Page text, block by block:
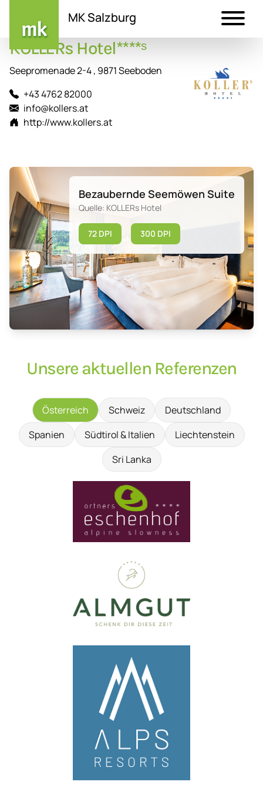
Inhalt
MK Salzburg
KOLLERs Hotel****ˢ
Seepromenade 2-4 , 9871 Seeboden
+43 4762 82000
info@kollers.at
http://www.kollers.at
Bezaubernde Seemöwen Suite
Quelle: KOLLERs Hotel
72 DPI 300 DPI
Unsere aktuellen Referenzen
Österreich Schweiz
Deutschland
Spanien
Südtirol & Italien
Liechtenstein
Sri Lanka